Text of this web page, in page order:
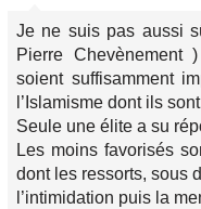
Je ne suis pas aussi
Pierre Chevènement
soient suffisamment
l’Islamisme dont ils
Seule une élite a su
Les moins favorisés
dont les ressorts, sous
l’intimidation puis la